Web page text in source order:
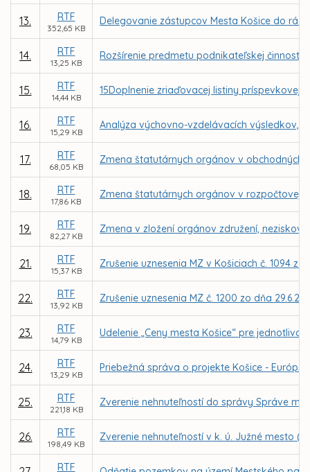
13. RTF
352,65 KB
Delegovanie zástupcov Mesta Košice do
14. RTF
13,25 KB
Rozšírenie predmetu podnikateľskej činnosti
15. RTF
14,44 KB
15Doplnenie zriaďovacej listiny príspevkovej
16. RTF
15,29 KB
Analýza výchovno-vzdelávacích výsledkov,
17. RTF
68,05 KB
Zmena štatutárnych orgánov v obchodných
18. RTF
17,86 KB
Zmena štatutárnych orgánov v rozpočtovej
19. RTF
82,27 KB
Zmena v zložení orgánov združení,
21. RTF
15,37 KB
Zrušenie uznesenia MZ v Košiciach č. 1094 zo
22. RTF
13,92 KB
Zrušenie uznesenia MZ č. 1200 zo dňa
23. RTF
14,79 KB
Udelenie „Ceny mesta Košice“ pre
24. RTF
13,29 KB
Priebežná správa o projekte Košice -
25. RTF
221,18 KB
Zverenie nehnuteľností do správy Správe
26. RTF
198,49 KB
Zverenie nehnuteľností v k. ú. Južné mesto
RTF